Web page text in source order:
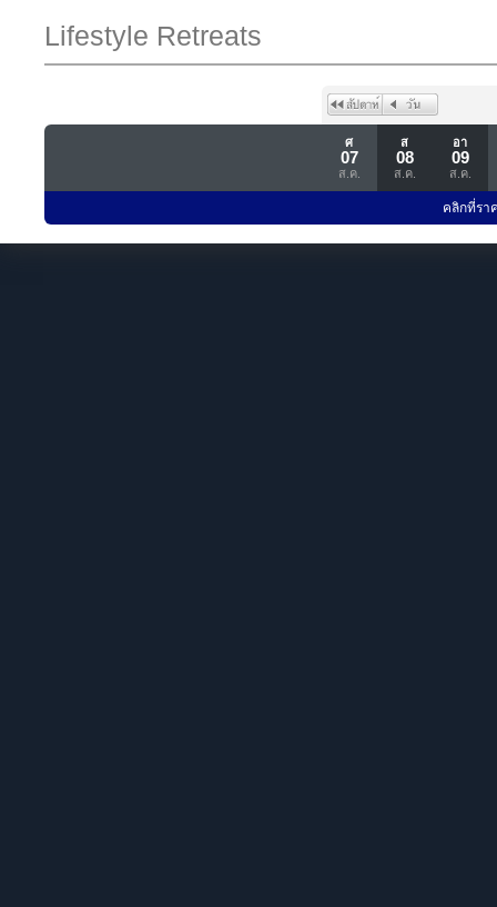
Lifestyle Retreats
ศ
07
ส.ค.
ส
08
ส.ค.
อา
09
ส.ค.
คลิกที่รา